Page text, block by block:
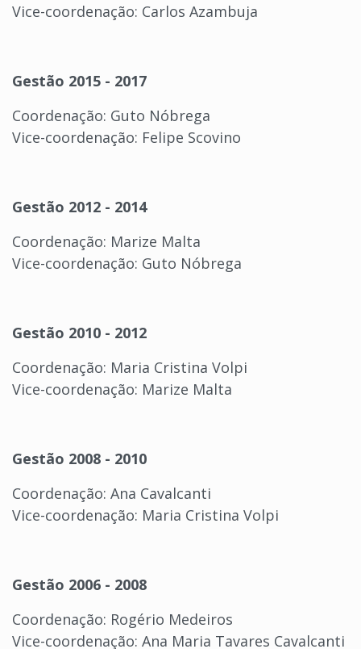
Vice-coordenação: Carlos Azambuja
Gestão 2015 - 2017
Coordenação: Guto Nóbrega
Vice-coordenação: Felipe Scovino
Gestão 2012 - 2014
Coordenação: Marize Malta
Vice-coordenação: Guto Nóbrega
Gestão 2010 - 2012
Coordenação: Maria Cristina Volpi
Vice-coordenação: Marize Malta
Gestão 2008 - 2010
Coordenação: Ana Cavalcanti
Vice-coordenação: Maria Cristina Volpi
Gestão 2006 - 2008
Coordenação: Rogério Medeiros
Vice-coordenação: Ana Maria Tavares Cavalcanti